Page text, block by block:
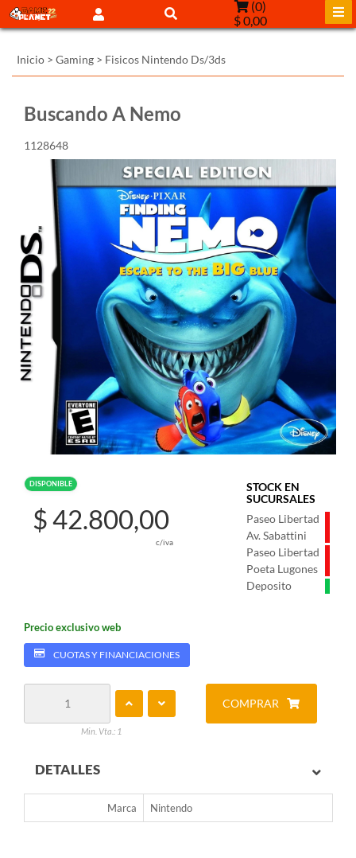
(0)
$ 0,00
Inicio > Gaming > Fisicos Nintendo Ds/3ds
Buscando A Nemo
1128648
DISPONIBLE
STOCK EN
SUCURSALES
Paseo Libertad
Av. Sabattini
Paseo Libertad
Poeta Lugones
Deposito
$ 42.800,00
c/iva
Precio exclusivo web
CUOTAS Y FINANCIACIONES
Min. Vta.: 1
COMPRAR
DETALLES
Marca Nintendo